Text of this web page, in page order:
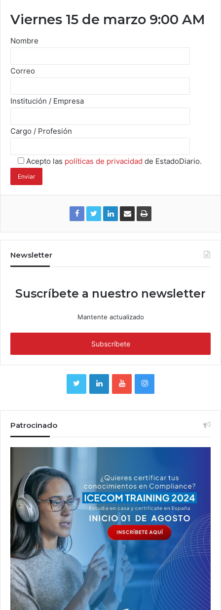
Viernes 15 de marzo 9:00 AM
Nombre
Correo
Institución / Empresa
Cargo / Profesión
Acepto las políticas de privacidad de EstadoDiario.
Newsletter
Suscríbete a nuestro newsletter
Mantente actualizado
Patrocinado